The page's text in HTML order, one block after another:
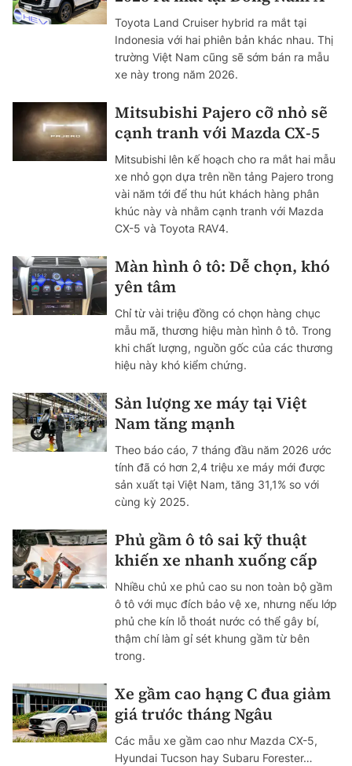
Toyota Land Cruiser hybrid ra mắt tại
Indonesia với hai phiên bản khác nhau. Thị
trường Việt Nam cũng sẽ sớm bán ra mẫu
xe này trong năm 2026.
Mitsubishi Pajero cỡ nhỏ sẽ
cạnh tranh với Mazda CX-5
Mitsubishi lên kế hoạch cho ra mắt hai mẫu
xe nhỏ gọn dựa trên nền tảng Pajero trong
vài năm tới để thu hút khách hàng phân
khúc này và nhằm cạnh tranh với Mazda
CX-5 và Toyota RAV4.
Màn hình ô tô: Dễ chọn, khó
yên tâm
Chỉ từ vài triệu đồng có chọn hàng chục
mẫu mã, thương hiệu màn hình ô tô. Trong
khi chất lượng, nguồn gốc của các thương
hiệu này khó kiểm chứng.
Sản lượng xe máy tại Việt
Nam tăng mạnh
Theo báo cáo, 7 tháng đầu năm 2026 ước
tính đã có hơn 2,4 triệu xe máy mới được
sản xuất tại Việt Nam, tăng 31,1% so với
cùng kỳ 2025.
Phủ gầm ô tô sai kỹ thuật
khiến xe nhanh xuống cấp
Nhiều chủ xe phủ cao su non toàn bộ gầm
ô tô với mục đích bảo vệ xe, nhưng nếu lớp
phủ che kín lỗ thoát nước có thể gây bí,
thậm chí làm gỉ sét khung gầm từ bên
trong.
Xe gầm cao hạng C đua giảm
giá trước tháng Ngâu
Các mẫu xe gầm cao như Mazda CX-5,
Hyundai Tucson hay Subaru Forester…